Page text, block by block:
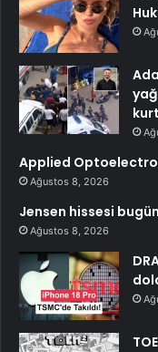
Applied
Ağustos 8, 2026
Jensen hissesi
Ağustos 8, 2026